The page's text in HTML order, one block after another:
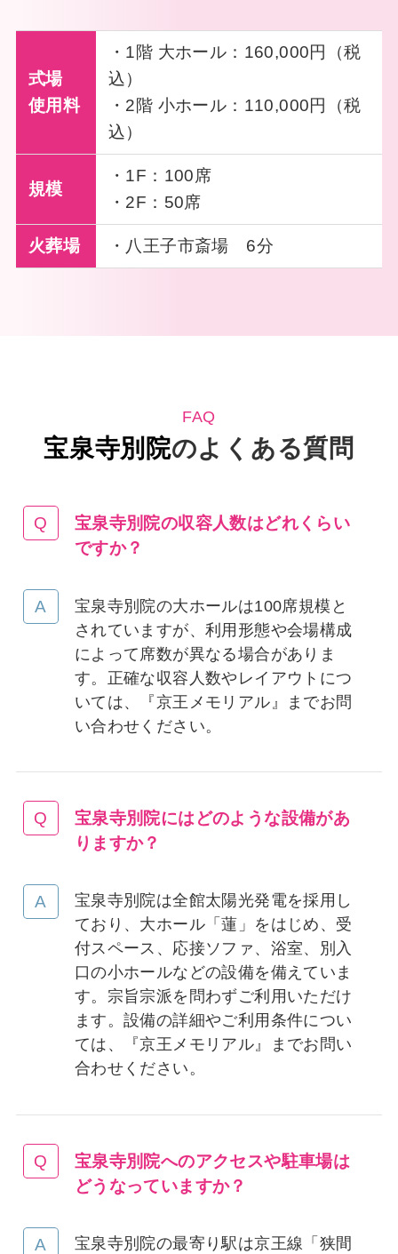
式場
使用料
・1階 大ホール：160,000円（税
込）
・2階 小ホール：110,000円（税
込）
規模
・1F：100席
・2F：50席
火葬場 ・八王子市斎場 6分
FAQ
宝泉寺別院のよくある質問
宝泉寺別院の収容人数はどれくらい
ですか？
宝泉寺別院の大ホールは100席規模と
されていますが、利用形態や会場構成
によって席数が異なる場合がありま
す。正確な収容人数やレイアウトにつ
いては、『京王メモリアル』までお問
い合わせください。
宝泉寺別院にはどのような設備があ
りますか？
宝泉寺別院は全館太陽光発電を採用し
ており、大ホール「蓮」をはじめ、受
付スペース、応接ソファ、浴室、別入
口の小ホールなどの設備を備えていま
す。宗旨宗派を問わずご利用いただけ
ます。設備の詳細やご利用条件につい
ては、『京王メモリアル』までお問い
合わせください。
宝泉寺別院へのアクセスや駐車場は
どうなっていますか？
宝泉寺別院の最寄り駅は京王線「狭間